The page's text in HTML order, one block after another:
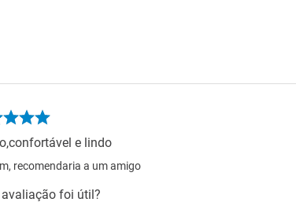
e lindo
recomendaria a um amigo
avaliação foi útil?